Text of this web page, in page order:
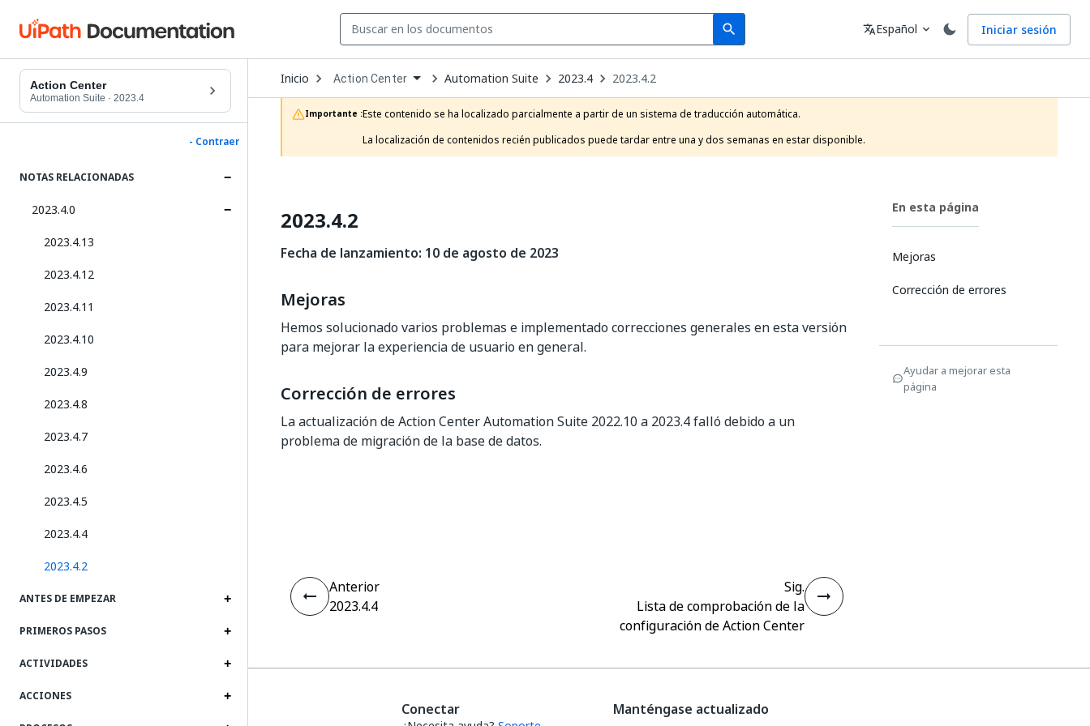
search
Search Idioma
translateEspañol expand_more Iniciar sesión
Action Center
Automation Suite · 2023.4
- Contraer
NOTAS RELACIONADAS
2023.4.0
2023.4.13
2023.4.12
2023.4.11
2023.4.10
2023.4.9
2023.4.8
2023.4.7
2023.4.6
2023.4.5
2023.4.4
2023.4.2
ANTES DE EMPEZAR
PRIMEROS PASOS
ACTIVIDADES
ACCIONES
Inicio Open
Dropdown
to
choose
product
Action Center Automation Suite 2023.4 2023.4.2
Importante :Este contenido se ha localizado parcialmente a partir de un sistema de traducción automática.
La localización de contenidos recién publicados puede tardar entre una y dos semanas en estar disponible.
2023.4.2
Fecha de lanzamiento: 10 de agosto de 2023
Mejoras
Hemos solucionado varios problemas e implementado correcciones generales en esta versión
para mejorar la experiencia de usuario en general.
Corrección de errores
La actualización de Action Center Automation Suite 2022.10 a 2023.4 falló debido a un
problema de migración de la base de datos.
En esta página
Mejoras
Corrección de errores
Ayudar a mejorar esta
página
Anterior
2023.4.4
Sig.
Lista de comprobación de la
configuración de Action Center
Conectar Manténgase actualizado